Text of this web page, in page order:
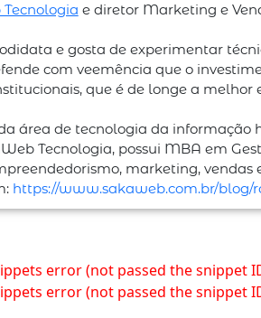
e diretor Marketing e
e gosta de experimentar
com veemência que o
que é de longe a melhor
área de tecnologia da informação
Tecnologia, possui MBA em
marketing, vendas
https://www.sakaweb.com.br/blog/
error (not passed the snippet
error (not passed the snippet